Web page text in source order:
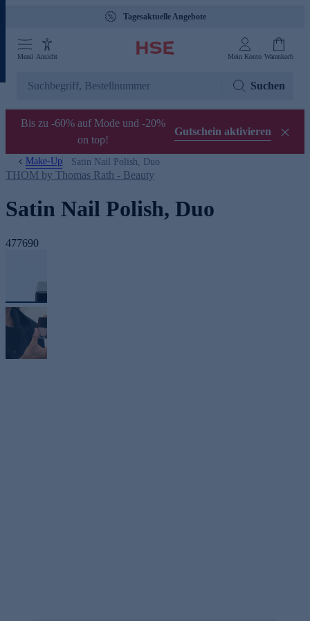
Tagesaktuelle Angebote
Menü Ansicht Mein Konto Warenkorb
Suchen
Bis zu -60% auf Mode und -20%
on top!
Gutschein aktivieren
Make-Up Satin Nail Polish, Duo
THOM by Thomas Rath - Beauty
Satin Nail Polish, Duo
477690